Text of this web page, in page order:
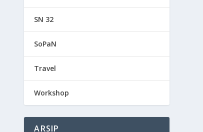
SN 32
SoPaN
Travel
Workshop
ARSIP